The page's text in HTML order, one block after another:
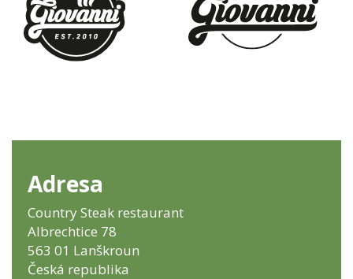
Adresa
Country Steak restaurant
Albrechtice 78
563 01 Lanškroun
Česká republika